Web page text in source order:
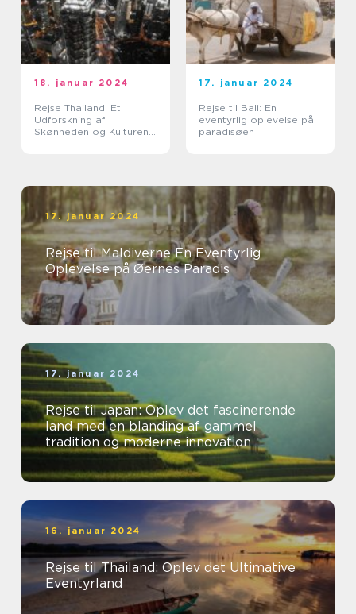
18. januar 2024
Rejse Thailand: Et
Udforskning af
Skønheden og Kulturen i
17. januar 2024
Rejse til Bali: En
eventyrlig oplevelse på
paradisøen
17. januar 2024
Rejse til Maldiverne En Eventyrlig
Oplevelse på Øernes Paradis
17. januar 2024
Rejse til Japan: Oplev det fascinerende
land med en blanding af gammel
tradition og moderne innovation
16. januar 2024
Rejse til Thailand: Oplev det Ultimative
Eventyrland